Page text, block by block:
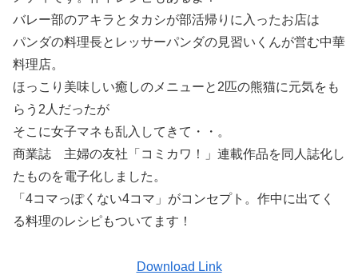
バレー部のアキラとタカシが部活帰りに入ったお店は
パンダの料理長とレッサーパンダの見習いくんが営む中華
料理店。
ほっこり美味しい癒しのメニューと2匹の熊猫に元気をも
らう2人だったが
そこに女子マネも乱入してきて・・。
商業誌 主婦の友社「コミカワ！」連載作品を同人誌化し
たものを電子化しました。
「4コマっぽくない4コマ」がコンセプト。作中に出てく
る料理のレシピもついてます！
Download Link